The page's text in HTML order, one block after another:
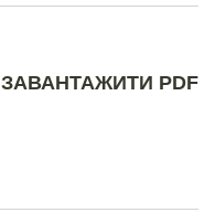
ЗАВАНТАЖИТИ PDF